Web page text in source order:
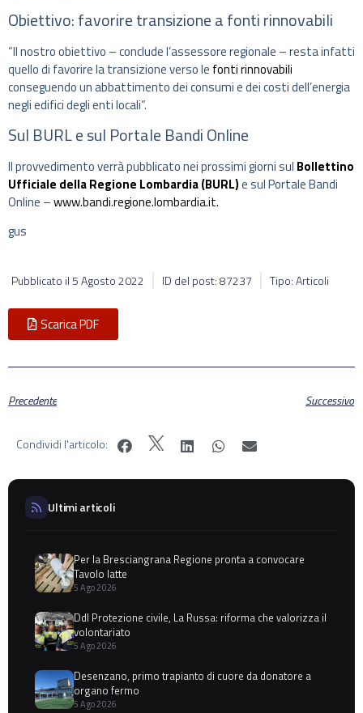
Obiettivo: favorire transizione a fonti rinnovabili
“Il nostro obiettivo – conclude l’assessore regionale – resta infatti
quello di favorire la transizione verso le fonti rinnovabili
conseguendo un abbattimento dei consumi e dei costi dell’energia
negli edifici degli enti locali”.
Sul BURL e sul Portale Bandi Online
Il provvedimento verrà pubblicato nei prossimi giorni sul Bollettino
Ufficiale della Regione Lombardia (BURL)e sul Portale Bandi
Online –www.bandi.regione.lombardia.it.
gus
Pubblicato il 5 Agosto 2022 ID del post: 87237 Tipo: Articoli
Scarica PDF
Precedente Successivo
Condividi l'articolo:
Ultimi articoli
Per la Bresciangrana Regione pronta a convocare
Tavolo latte
5 Ago 2026
Ddl Protezione civile, La Russa: riforma che valorizza il
volontariato
5 Ago 2026
Desenzano, primo trapianto di cuore da donatore a
organo fermo
5 Ago 2026